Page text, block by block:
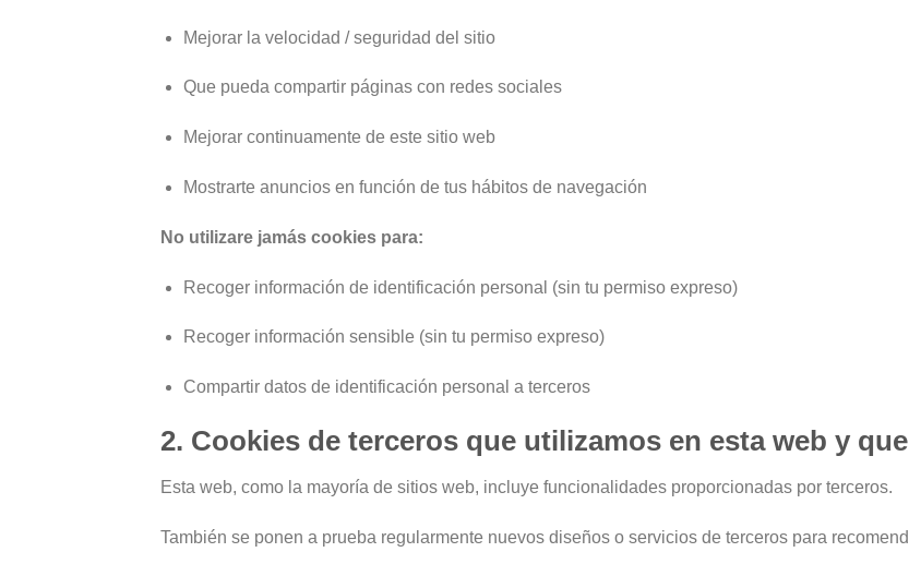
Mejorar la velocidad / seguridad del sitio
Que pueda compartir páginas con redes sociales
Mejorar continuamente de este sitio web
Mostrarte anuncios en función de tus hábitos de navegación
No utilizare jamás cookies para:
Recoger información de identificación personal (sin tu permiso expreso)
Recoger información sensible (sin tu permiso expreso)
Compartir datos de identificación personal a terceros
2. Cookies de terceros que utilizamos en esta web y
Esta web, como la mayoría de sitios web, incluye funcionalidades proporcionadas por terceros.
También se ponen a prueba regularmente nuevos diseños o servicios de terceros para